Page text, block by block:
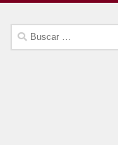
Buscar: